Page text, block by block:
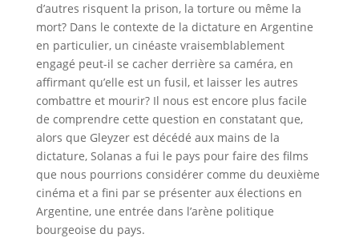
d’autres risquent la prison, la torture ou même la
mort? Dans le contexte de la dictature en Argentine
en particulier, un cinéaste vraisemblablement
engagé peut-il se cacher derrière sa caméra, en
affirmant qu’elle est un fusil, et laisser les autres
combattre et mourir? Il nous est encore plus facile
de comprendre cette question en constatant que,
alors que Gleyzer est décédé aux mains de la
dictature, Solanas a fui le pays pour faire des films
que nous pourrions considérer comme du deuxième
cinéma et a fini par se présenter aux élections en
Argentine, une entrée dans l’arène politique
bourgeoise du pays.